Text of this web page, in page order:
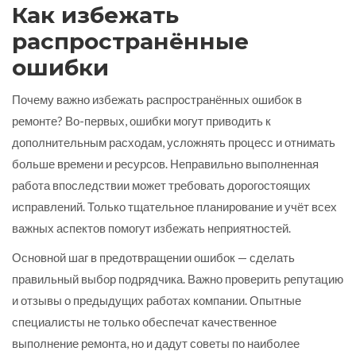
Как избежать
распространённые
ошибки
Почему важно избежать распространённых ошибок в
ремонте? Во-первых, ошибки могут приводить к
дополнительным расходам, усложнять процесс и отнимать
больше времени и ресурсов. Неправильно выполненная
работа впоследствии может требовать дорогостоящих
исправлений. Только тщательное планирование и учёт всех
важных аспектов помогут избежать неприятностей.
Основной шаг в предотвращении ошибок — сделать
правильный выбор подрядчика. Важно проверить репутацию
и отзывы о предыдущих работах компании. Опытные
специалисты не только обеспечат качественное
выполнение ремонта, но и дадут советы по наиболее